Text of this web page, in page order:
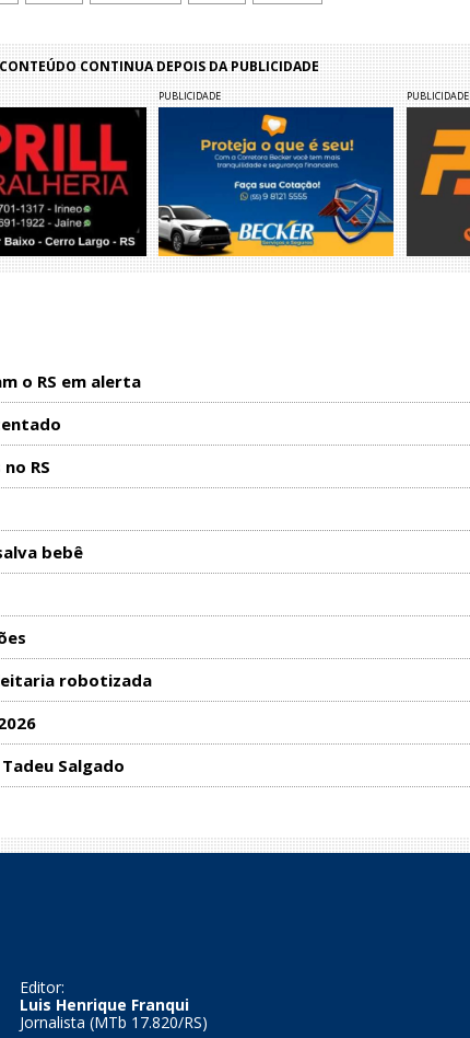
CONTINUA DEPOIS DA PUBLICIDADE
PUBLICIDADE PUBLICIDADE
o RS em alerta
RS
bebê
robotizada
Salgado
Editor:
Luis Henrique Franqui
Jornalista (MTb 17.820/RS)